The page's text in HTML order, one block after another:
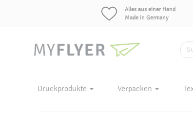
Alles aus einer Hand
Made in Germany
Druckprodukte Verpacken